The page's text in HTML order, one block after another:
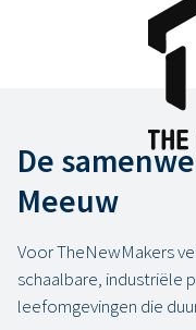
De
Meeuw
Voor TheNewMakers
schaalbare, industriële
leefomgevingen die